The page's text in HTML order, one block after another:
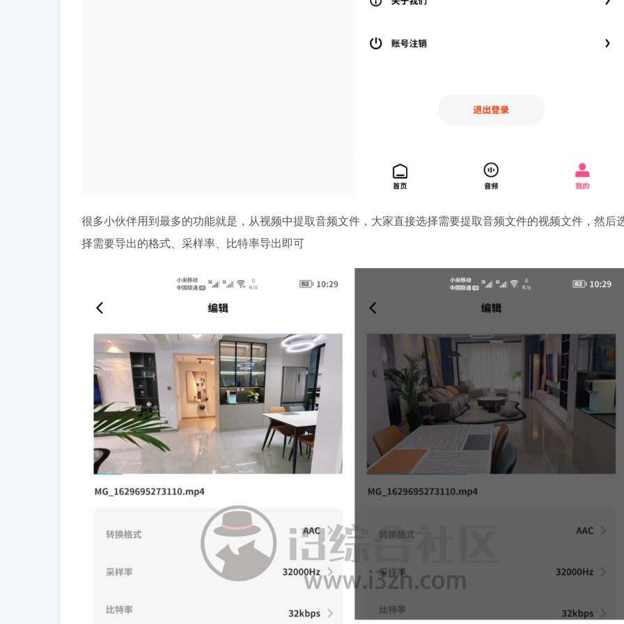
很多小伙伴用到最多的功能就是，从视频中提取音频文件，大家直接选择需要提取音频文件的视频文件，然后
择需要导出的格式、采样率、比特率导出即可